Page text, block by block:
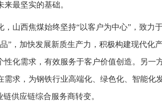
最坚实的基础。
山西焦煤始终坚持“以客户为中心”，致力
”，加快发展新质生产力，积极构建现代化
化需求，有效服务于客户价值创造。另一
需求，为钢铁行业高端化、绿色化、智能化
供应链综合服务商转变。